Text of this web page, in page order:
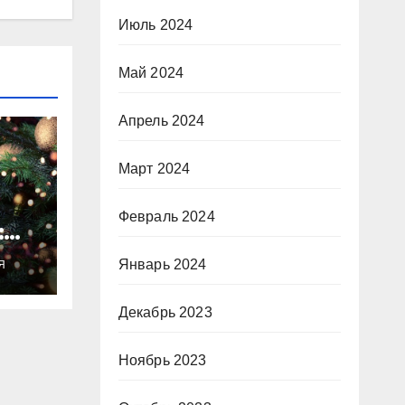
Июль 2024
Май 2024
Апрель 2024
Март 2024
Февраль 2024
Январь 2024
Декабрь 2023
Ноябрь 2023